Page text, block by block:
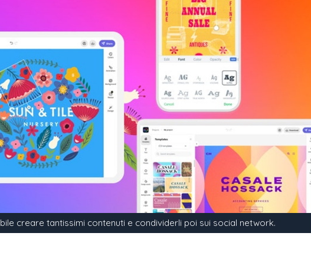
creare tantissimi contenuti e condividerli poi sui social network.